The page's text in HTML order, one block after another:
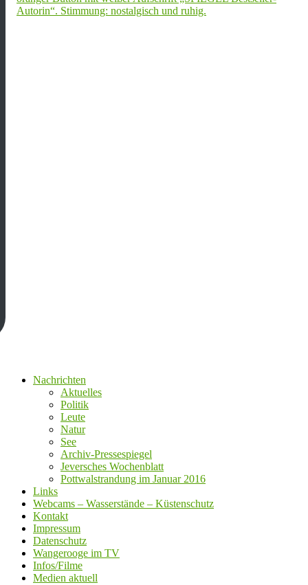
Nachrichten
Aktuelles
Politik
Leute
Natur
See
Archiv-Pressespiegel
Jeversches Wochenblatt
Pottwalstrandung im Januar 2016
Links
Webcams – Wasserstände – Küstenschutz
Kontakt
Impressum
Datenschutz
Wangerooge im TV
Infos/Filme
Medien aktuell